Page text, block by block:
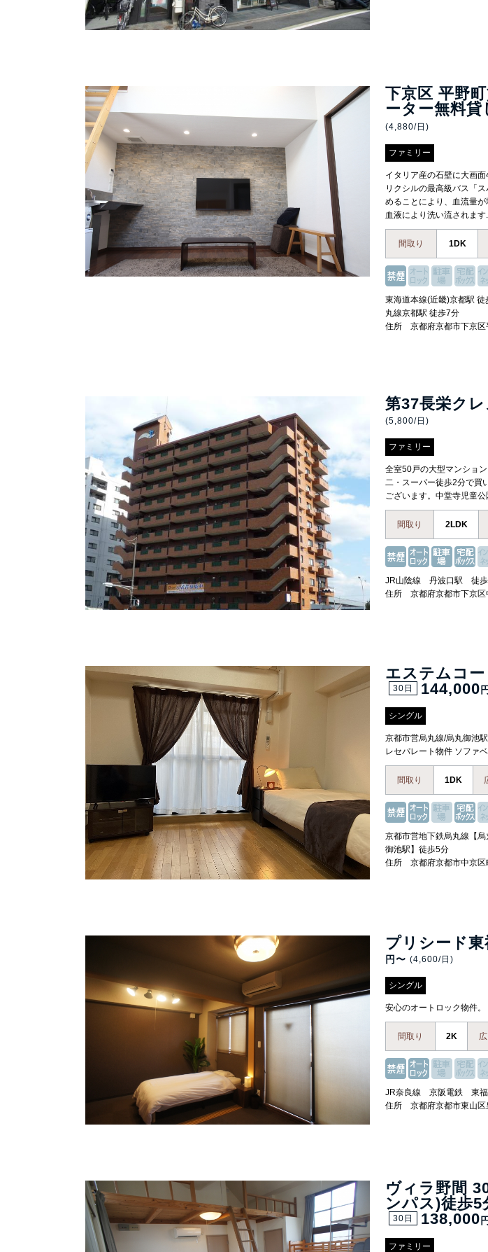
下京区 平野
ーター無料
(4,880/日)
ファミリー
イタリア産の石壁に大画
リクシルの最高級バス「
めることにより、血流量
血液により洗い流されま
間取り 1DK
東海道本線(近畿)京都駅
丸線京都駅 徒歩7分
住所 京都府京都市下京区
第37長栄ク
(5,800/日)
ファミリー
全室50戸の大型マンショ
二・スーパー徒歩2分で
ございます。中堂寺児童
間取り 2LDK
JR山陰線 丹波口駅 徒
住所 京都府京都市下京区
エステムコ
30日 144,000
シングル
京都市営烏丸線/烏丸御
レセパレート物件 ソファ
間取り 1DK
京都市営地下鉄烏丸線【
御池駅】徒歩5分
住所 京都府京都市中京区
プリシード
円〜 (4,600/日)
シングル
安心のオートロック物件
間取り 2K
JR奈良線 京阪電鉄 東
住所 京都府京都市東山区
ヴィラ野間
ンパス)徒歩
30日 138,000
ファミリー